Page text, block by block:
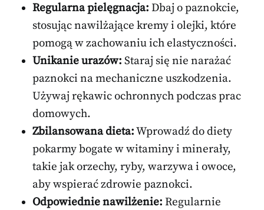
Regularna pielęgnacja: Dbaj o paznokcie,
stosując nawilżające kremy i olejki, które
pomogą w zachowaniu ich elastyczności.
Unikanie urazów: Staraj się nie narażać
paznokci na mechaniczne uszkodzenia.
Używaj rękawic ochronnych podczas prac
domowych.
Zbilansowana dieta:Wprowadź do diety
pokarmy bogate w witaminy i minerały,
takie jak orzechy, ryby, warzywa i owoce,
aby wspierać zdrowie paznokci.
Odpowiednie nawilżenie: Regularnie